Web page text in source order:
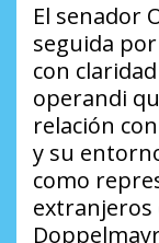
El senador
seguida
con
operandi
relación
y su
como
extranjeros